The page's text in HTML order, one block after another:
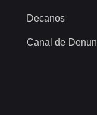
Decanos
Canal de